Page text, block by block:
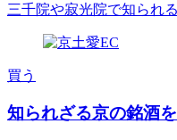
三千院や寂光院で知られ
買う
知られざる京の銘酒